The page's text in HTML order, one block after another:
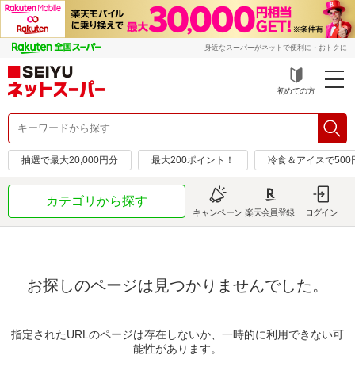
身近なスーパーがネットで便利に・おトクに
初めての方
抽選で最大20,000円分 最大200ポイント！ 冷食＆アイスで500
カテゴリから探す
キャンペーン 楽天会員登録 ログイン
お探しのページは見つかりませんでした。
指定されたURLのページは存在しないか、一時的に利用できない可
能性があります。